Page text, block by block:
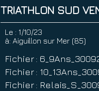
TRIATHLON SUD
Le : 1/10/23
à: Aiguillon sur Mer (85)
Fichier :
Fichier :
Fichier :